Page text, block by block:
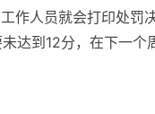
作人员就会打印处罚
达到12分，在下一个